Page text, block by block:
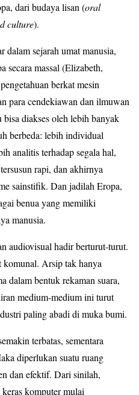
dari budaya lisan (oral
culture).
dalam sejarah umat manusia,
secara massal (Elizabeth,
berkat mesin
para cendekiawan dan ilmuwan
diakses oleh lebih banyak
berbeda: lebih individual
analitis terhadap segala hal,
rapi, dan akhirnya
sainstifik. Dan jadilah Eropa,
benua yang memiliki
manusia.
audiovisual hadir berturut-turut.
komunal. Arsip tak hanya
dalam bentuk rekaman suara,
medium-medium ini turut
paling abadi di muka bumi.
terbatas, sementara
diperlukan suatu ruang
dan efektif. Dari sinilah,
komputer mulai